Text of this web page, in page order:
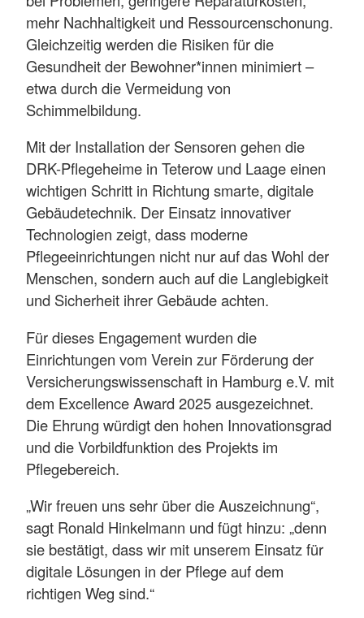
mehr Nachhaltigkeit und Ressourcenschonung.
Gleichzeitig werden die Risiken für die
Gesundheit der Bewohner*innen minimiert –
etwa durch die Vermeidung von
Schimmelbildung.
Mit der Installation der Sensoren gehen die
DRK-Pflegeheime in Teterow und Laage einen
wichtigen Schritt in Richtung smarte, digitale
Gebäudetechnik. Der Einsatz innovativer
Technologien zeigt, dass moderne
Pflegeeinrichtungen nicht nur auf das Wohl der
Menschen, sondern auch auf die Langlebigkeit
und Sicherheit ihrer Gebäude achten.
Für dieses Engagement wurden die
Einrichtungen vom Verein zur Förderung der
Versicherungswissenschaft in Hamburg e.V. mit
dem Excellence Award 2025 ausgezeichnet.
Die Ehrung würdigt den hohen Innovationsgrad
und die Vorbildfunktion des Projekts im
Pflegebereich.
„Wir freuen uns sehr über die Auszeichnung“,
sagt Ronald Hinkelmann und fügt hinzu: „denn
sie bestätigt, dass wir mit unserem Einsatz für
digitale Lösungen in der Pflege auf dem
richtigen Weg sind.“